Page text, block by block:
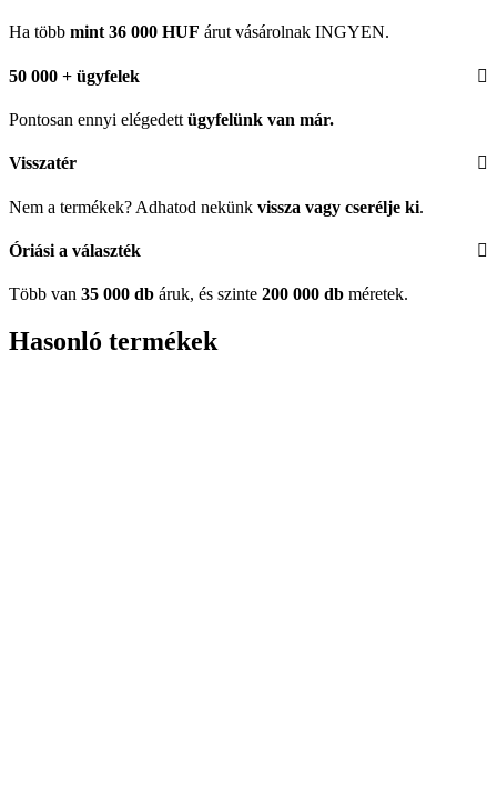
Ha több mint 36 000 HUF árut vásárolnak INGYEN.
50 000 + ügyfelek
Pontosan ennyi elégedett ügyfelünk van már.
Visszatér
Nem a termékek? Adhatod nekünk vissza vagy cserélje ki.
Óriási a választék
Több van 35 000 db áruk, és szinte 200 000 db méretek.
Hasonló termékek